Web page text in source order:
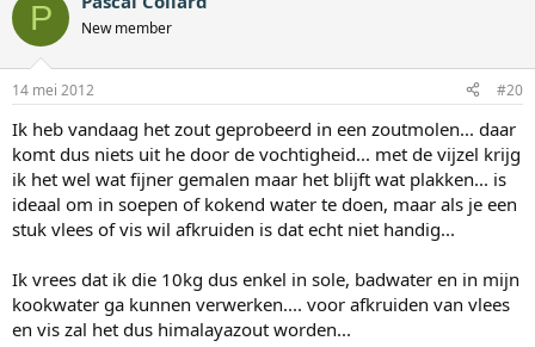
P New member
14 mei 2012 #20
Ik heb vandaag het zout geprobeerd in een zoutmolen... daar
komt dus niets uit he door de vochtigheid... met de vijzel krijg
ik het wel wat fijner gemalen maar het blijft wat plakken... is
ideaal om in soepen of kokend water te doen, maar als je een
stuk vlees of vis wil afkruiden is dat echt niet handig...
Ik vrees dat ik die 10kg dus enkel in sole, badwater en in mijn
kookwater ga kunnen verwerken.... voor afkruiden van vlees
en vis zal het dus himalayazout worden...